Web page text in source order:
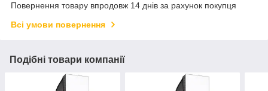
Повернення товару впродовж 14 днів за рахунок покупця
Всі умови повернення
Подібні товари компанії